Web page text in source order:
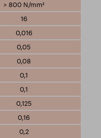
> 800 N/mm²
16
0,016
0,05
0,08
0,1
0,1
0,125
0,16
0,2